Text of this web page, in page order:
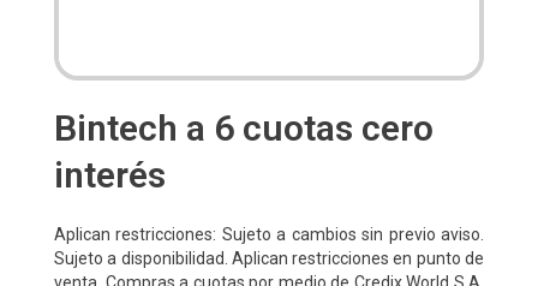
Bintech a 6 cuotas cero
interés
Aplican restricciones: Sujeto a cambios sin previo aviso.
Sujeto a disponibilidad. Aplican restricciones en punto de
venta. Compras a cuotas por medio de Credix World S.A.